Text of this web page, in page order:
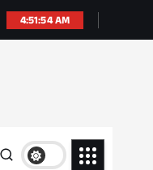
4:51:55 AM